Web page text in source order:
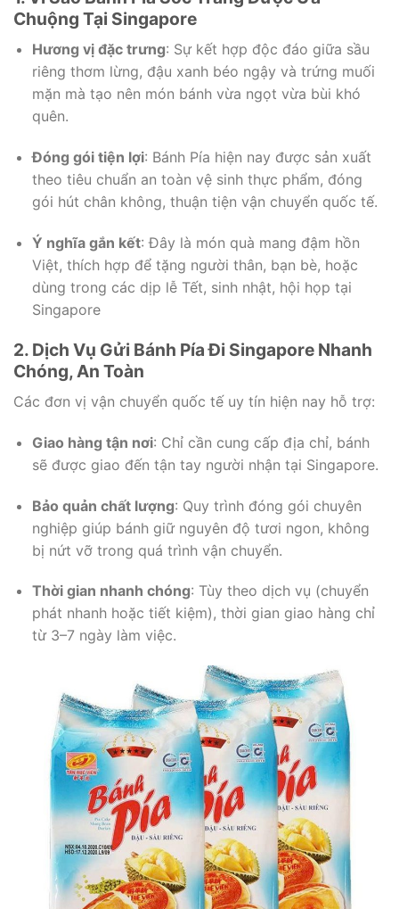
Chuộng Tại Singapore
Hương vị đặc trưng: Sự kết hợp độc đáo giữa sầu
riêng thơm lừng, đậu xanh béo ngậy và trứng muối
mặn mà tạo nên món bánh vừa ngọt vừa bùi khó
quên.
Đóng gói tiện lợi: Bánh Pía hiện nay được sản xuất
theo tiêu chuẩn an toàn vệ sinh thực phẩm, đóng
gói hút chân không, thuận tiện vận chuyển quốc tế.
Ý nghĩa gắn kết: Đây là món quà mang đậm hồn
Việt, thích hợp để tặng người thân, bạn bè, hoặc
dùng trong các dịp lễ Tết, sinh nhật, hội họp tại
Singapore
2. Dịch Vụ Gửi Bánh Pía Đi Singapore Nhanh
Chóng, An Toàn
Các đơn vị vận chuyển quốc tế uy tín hiện nay hỗ trợ:
Giao hàng tận nơi: Chỉ cần cung cấp địa chỉ, bánh
sẽ được giao đến tận tay người nhận tại Singapore.
Bảo quản chất lượng: Quy trình đóng gói chuyên
nghiệp giúp bánh giữ nguyên độ tươi ngon, không
bị nứt vỡ trong quá trình vận chuyển.
Thời gian nhanh chóng: Tùy theo dịch vụ (chuyển
phát nhanh hoặc tiết kiệm), thời gian giao hàng chỉ
từ 3–7 ngày làm việc.